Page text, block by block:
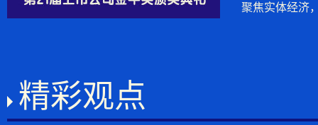
聚焦实体经济
精彩观点